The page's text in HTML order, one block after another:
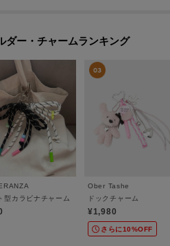
ダー・チャームランキング
型カラビナチャーム
Ober Tashe
ドックチャーム
¥1,980
さらに10%OFF